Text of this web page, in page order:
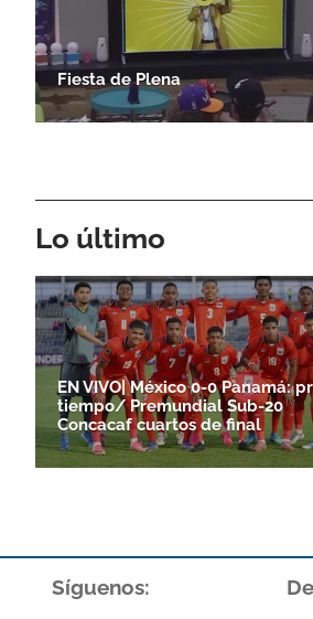
Fiesta de Plena
Lo último
EN VIVO| México 0-0 Panamá:
tiempo/ Premundial Sub-20
Concacaf cuartos de final
Síguenos: